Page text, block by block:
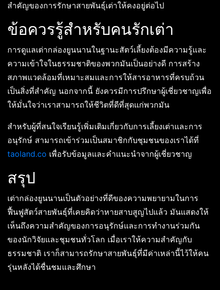
สำคัญของการรักษาสายพันธุ์เต่าให้คงอยู่ต่อไป
ข้อควรรู้สำหรับคนรักเต่า
การดูแลเต่ากล่องยูนนานในฐานะสัตว์เลี้ยงต้องมีความรู้และ
ความเข้าใจในธรรมชาติของพวกมันเป็นอย่างดี การสร้าง
สภาพแวดล้อมที่เหมาะสมและการให้สารอาหารที่ครบถ้วน
เป็นสิ่งที่สำคัญ นอกจากนี้ ยังควรมีการปรึกษาผู้เชี่ยวชาญเพื่อ
ให้มั่นใจว่าเราสามารถให้ชีวิตที่ดีที่สุดแก่พวกมัน
สำหรับผู้ที่สนใจเรียนรู้เพิ่มเติมเกี่ยวกับการเลี้ยงเต่าและการ
อนุรักษ์ สามารถเข้าร่วมเป็นสมาชิกกับชุมชนของเราได้ที่
taoland.co เพื่อรับข้อมูลและคำแนะนำจากผู้เชี่ยวชาญ
สรุป
เต่ากล่องยูนนานเป็นตัวอย่างที่ดีของความพยายามในการ
ฟื้นฟูสัตว์สายพันธุ์ที่เคยคิดว่าหายสาบสูญไปแล้ว มันแสดงให้
เห็นถึงความสำคัญของการอนุรักษ์และการทำงานร่วมกัน
ของนักวิจัยและชุมชนทั่วโลก เมื่อเราให้ความสำคัญกับ
ธรรมชาติ เราก็สามารถรักษาสายพันธุ์ที่มีค่าเหล่านี้ไว้ให้คน
รุ่นหลังได้ชื่นชมและศึกษา